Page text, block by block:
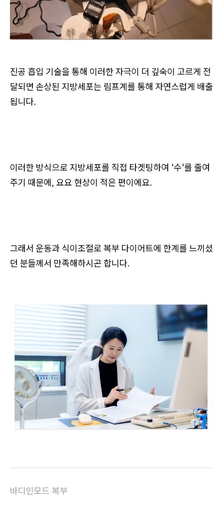
진공 흡입 기술을 통해 이러한 자극이 더 깊숙이 고르게 전
달되면 손상된 지방세포는 림프계를 통해 자연스럽게 배출
됩니다.
이러한 방식으로 지방세포를 직접 타겟팅하여 '수'를 줄여
주기 때문에, 요요 현상이 적은 편이에요.
그래서 운동과 식이조절로 복부 다이어트에 한계를 느끼셨
던 분들께서 만족해하시곤 합니다.
바디인모드 복부